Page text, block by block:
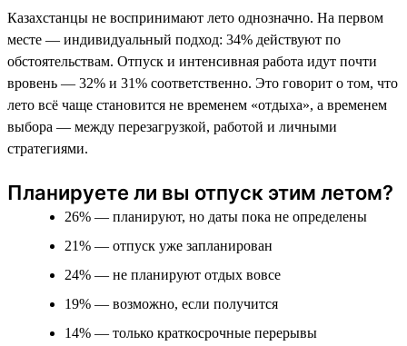
Казахстанцы не воспринимают лето однозначно. На первом
месте — индивидуальный подход: 34% действуют по
обстоятельствам. Отпуск и интенсивная работа идут почти
вровень — 32% и 31% соответственно. Это говорит о том, что
лето всё чаще становится не временем «отдыха», а временем
выбора — между перезагрузкой, работой и личными
стратегиями.
Планируете ли вы отпуск этим летом?
26% — планируют, но даты пока не определены
21% — отпуск уже запланирован
24% — не планируют отдых вовсе
19% — возможно, если получится
14% — только краткосрочные перерывы